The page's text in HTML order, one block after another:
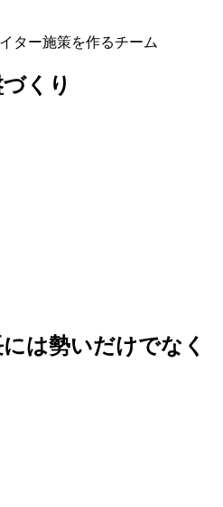
ター施策を作るチーム
くり
は勢いだけでなく